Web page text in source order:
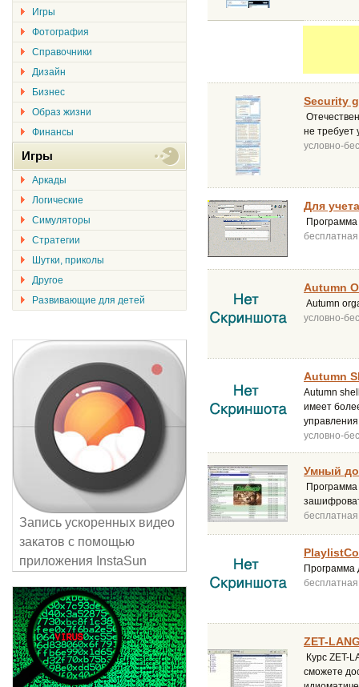
Security
не требует
условно-
Для
Программа
бесплатная
Autumn
Autumn
условно-
Autumn
Autumn
имеет
условно-
Умный
бесплатная
Программа
бесплатная
ZET-
Курс ZET-
сможете
Игры
Фотография
Справочники
Дизайн
Бизнес
Образ жизни
Финансы
Игры
Аркады
Логические
Симуляторы
Стратегии
Шутки, приколы
Другое
Развивающие для детей
Запись ускоренных видео
закатов с помощью
приложения InstaSun